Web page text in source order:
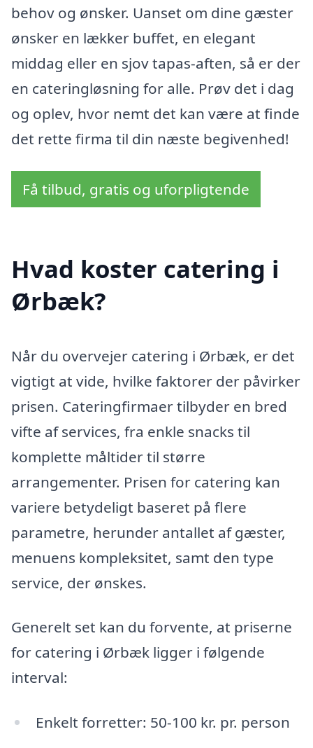
behov og ønsker. Uanset om dine gæster
ønsker en lækker buffet, en elegant
middag eller en sjov tapas-aften, så er der
en cateringløsning for alle. Prøv det i dag
og oplev, hvor nemt det kan være at finde
det rette firma til din næste begivenhed!
Få tilbud, gratis og uforpligtende
Hvad koster catering i
Ørbæk?
Når du overvejer catering i Ørbæk, er det
vigtigt at vide, hvilke faktorer der påvirker
prisen. Cateringfirmaer tilbyder en bred
vifte af services, fra enkle snacks til
komplette måltider til større
arrangementer. Prisen for catering kan
variere betydeligt baseret på flere
parametre, herunder antallet af gæster,
menuens kompleksitet, samt den type
service, der ønskes.
Generelt set kan du forvente, at priserne
for catering i Ørbæk ligger i følgende
interval:
Enkelt forretter: 50-100 kr. pr. person